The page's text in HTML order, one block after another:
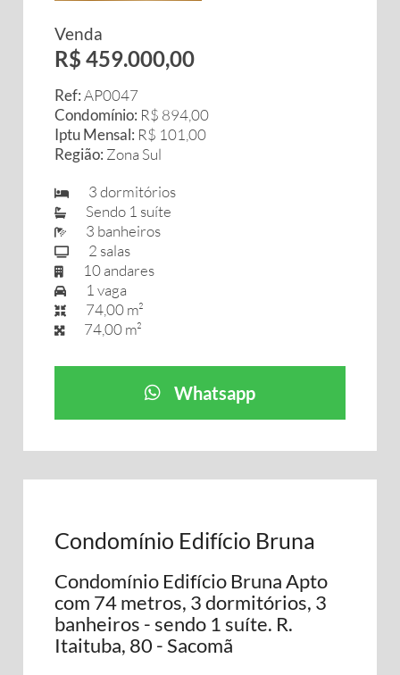
Venda
R$ 459.000,00
Ref:AP0047
Condomínio: R$ 894,00
Iptu Mensal: R$ 101,00
Região: Zona Sul
3 dormitórios
Sendo 1 suíte
3 banheiros
2 salas
10 andares
1 vaga
74,00 m²
74,00 m²
Whatsapp
Condomínio Edifício Bruna
Condomínio Edifício Bruna Apto
com 74 metros, 3 dormitórios, 3
banheiros - sendo 1 suíte. R.
Itaituba, 80 - Sacomã